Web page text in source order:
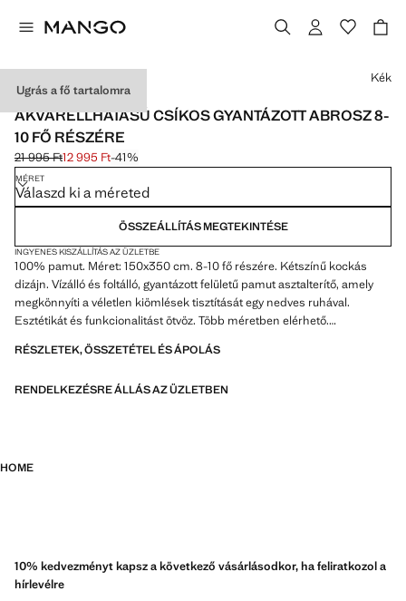
Ugrás a fő tartalomra
MADE IN SPAIN
AKVARELLHATÁSÚ CSÍKOS GYANTÁZOTT ABROSZ 8-
10 FŐ RÉSZÉRE
Kezdeti ár áthúzva [21 995 Ft ]
21 995 Ft
Jelenlegi ár [12 995 Ft ]
12 995 Ft-41%
Válassz egy színt
Kék
MÉRET
Válaszd ki a méreted
ÖSSZEÁLLÍTÁS MEGTEKINTÉSE
INGYENES KISZÁLLÍTÁS AZ ÜZLETBE
100% pamut. Méret: 150x350 cm. 8-10 fő részére. Kétszínű kockás
dizájn. Vízálló és foltálló, gyantázott felületű pamut asztalterítő, amely
megkönnyíti a véletlen kiömlések tisztítását egy nedves ruhával.
Esztétikát és funkcionalitást ötvöz. Több méretben elérhető.
RÉSZLETEK, ÖSSZETÉTEL ÉS ÁPOLÁS
RENDELKEZÉSRE ÁLLÁS AZ ÜZLETBEN
HOME
10% kedvezményt kapsz a következő vásárlásodkor, ha feliratkozol a
hírlevélre